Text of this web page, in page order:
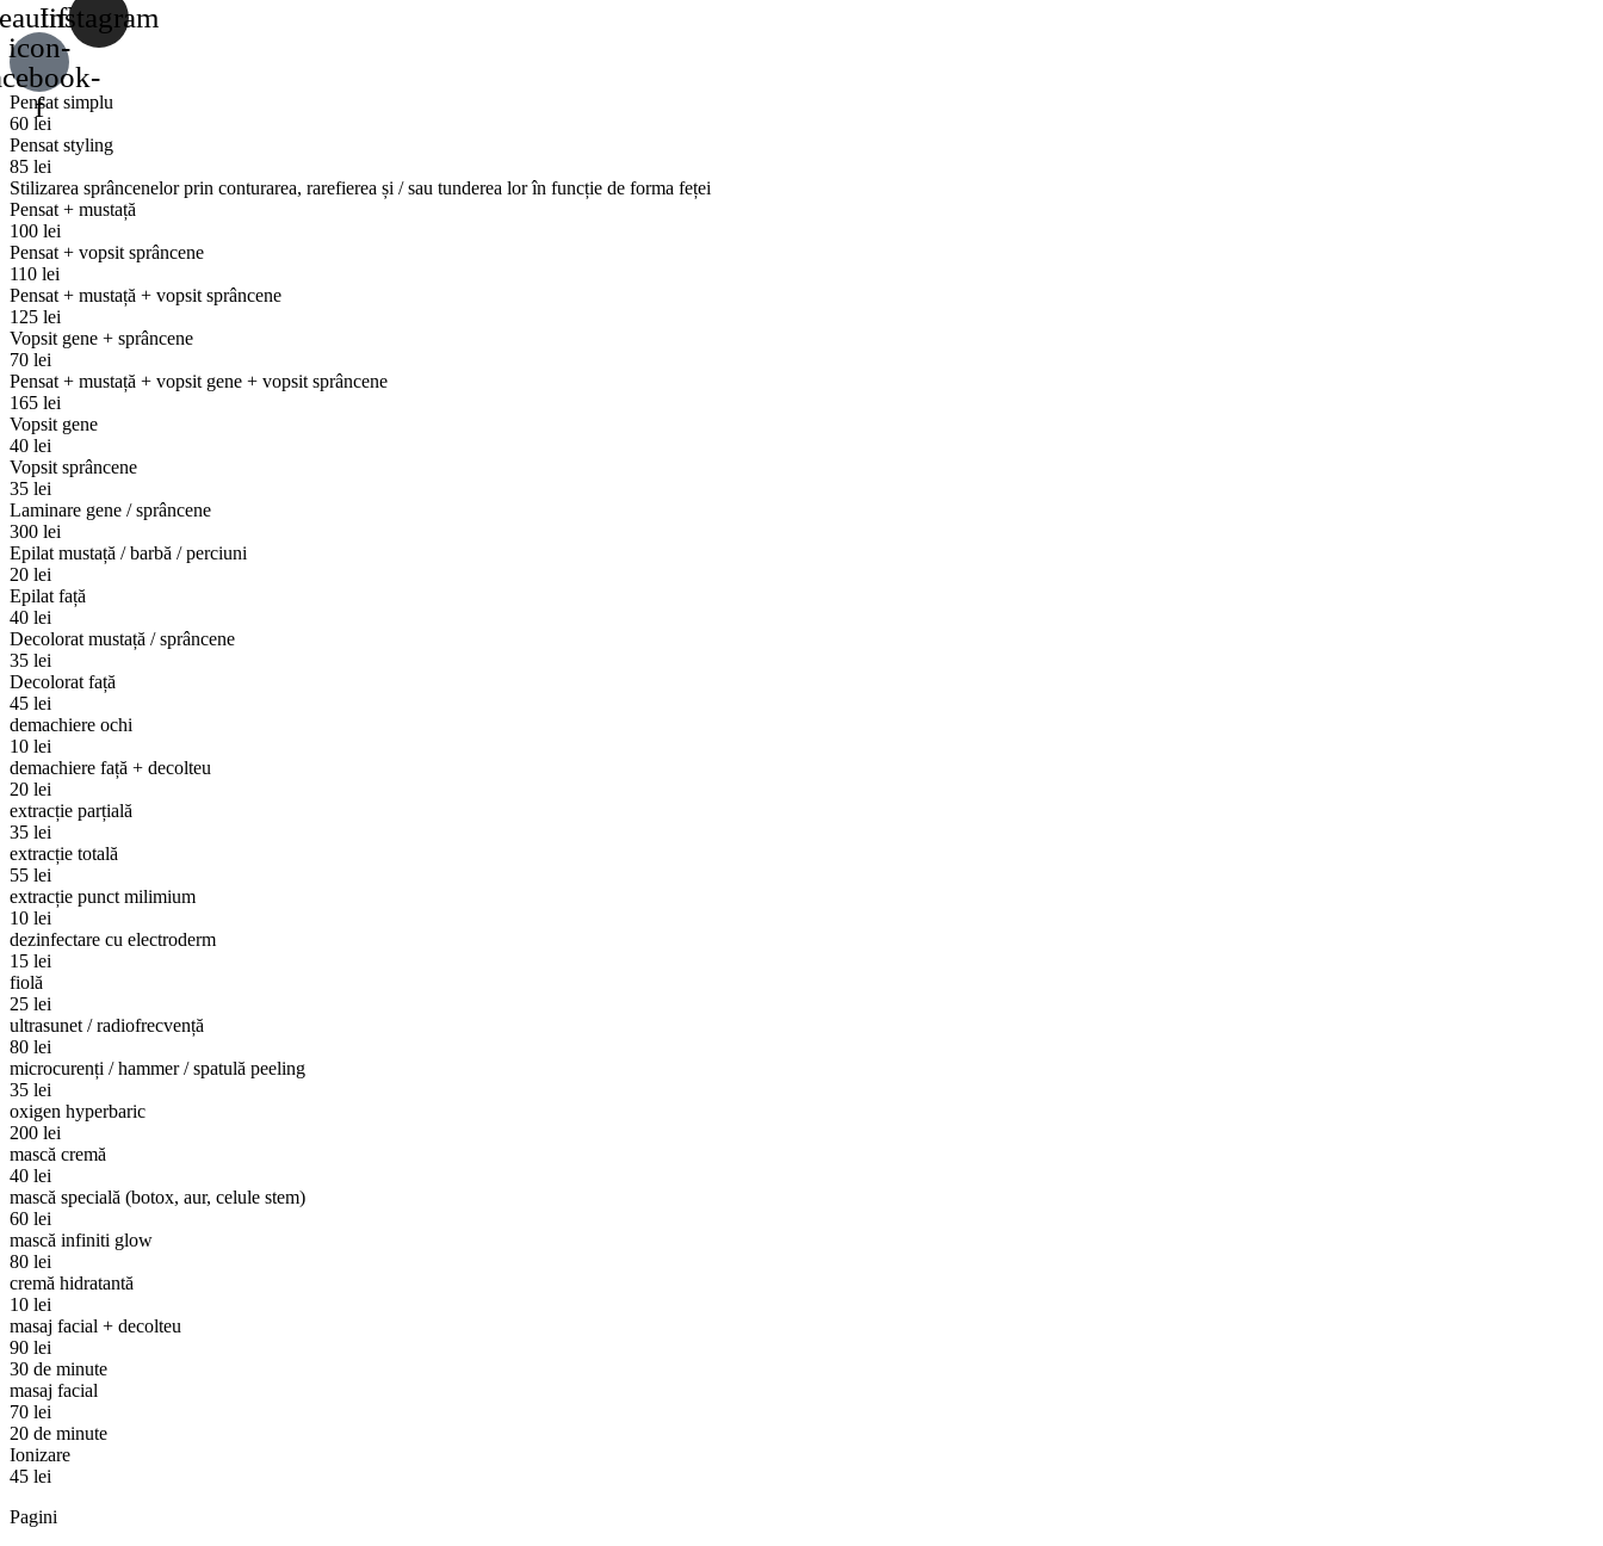
icon-
f
Instagram
Pensat simplu
60 lei
Pensat styling
85 lei
Stilizarea sprâncenelor prin conturarea, rarefierea și / sau tunderea lor în funcție de forma feței
Pensat + mustață
100 lei
Pensat + vopsit sprâncene
110 lei
Pensat + mustață + vopsit sprâncene
125 lei
Vopsit gene + sprâncene
70 lei
Pensat + mustață + vopsit gene + vopsit sprâncene
165 lei
Vopsit gene
40 lei
Vopsit sprâncene
35 lei
Laminare gene / sprâncene
300 lei
Epilat mustață / barbă / perciuni
20 lei
Epilat față
40 lei
Decolorat mustață / sprâncene
35 lei
Decolorat față
45 lei
demachiere ochi
10 lei
demachiere față + decolteu
20 lei
extracție parțială
35 lei
extracție totală
55 lei
extracție punct milimium
10 lei
dezinfectare cu electroderm
15 lei
fiolă
25 lei
ultrasunet / radiofrecvență
80 lei
microcurenți / hammer / spatulă peeling
35 lei
oxigen hyperbaric
200 lei
mască cremă
40 lei
mască specială (botox, aur, celule stem)
60 lei
mască infiniti glow
80 lei
cremă hidratantă
10 lei
masaj facial + decolteu
90 lei
30 de minute
masaj facial
70 lei
20 de minute
Ionizare
45 lei
Pagini